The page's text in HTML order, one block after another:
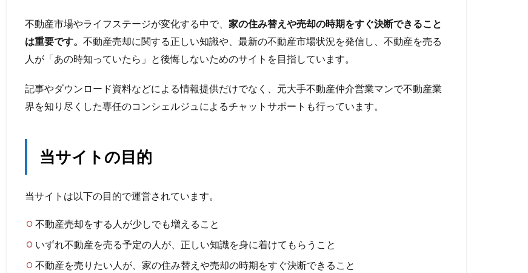
不動産市場やライフステージが変化する中で、 家の住み替えや売却の時期をすぐ決断できること
は重要です。 不動産売却に関する正しい知識や、最新の不動産市場状況を発信し、不動産を売る
人が「あの時知っていたら」と後悔しないためのサイトを目指しています。
記事やダウンロード資料などによる情報提供だけでなく、元大手不動産仲介営業マンで不動産業
界を知り尽くした専任のコンシェルジュによるチャットサポートも行っています。
当サイトの目的
当サイトは以下の目的で運営されています。
不動産売却をする人が少しでも増えること
いずれ不動産を売る予定の人が、正しい知識を身に着けてもらうこと
不動産を売りたい人が、家の住み替えや売却の時期をすぐ決断できること